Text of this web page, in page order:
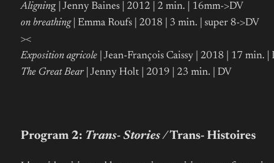
Aligning | Jenny Baines | 2012 | 2 min. | 16mm->DV
on breathing
Emma Roufs | 2018 | 3 min. | super 8->DV
><
Exposition agricole| Jean-François Caissy | 2018 | 17 min. |
The Great Bear| Jenny Holt | 2019 | 23 min. | DV
Program 2: Trans- Stories /Trans- Histoires